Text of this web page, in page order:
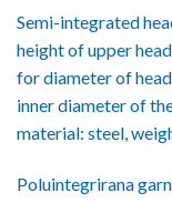
Semi-integrated
height of upper
for diameter of
inner diameter of
material: steel,
Poluintegrirana